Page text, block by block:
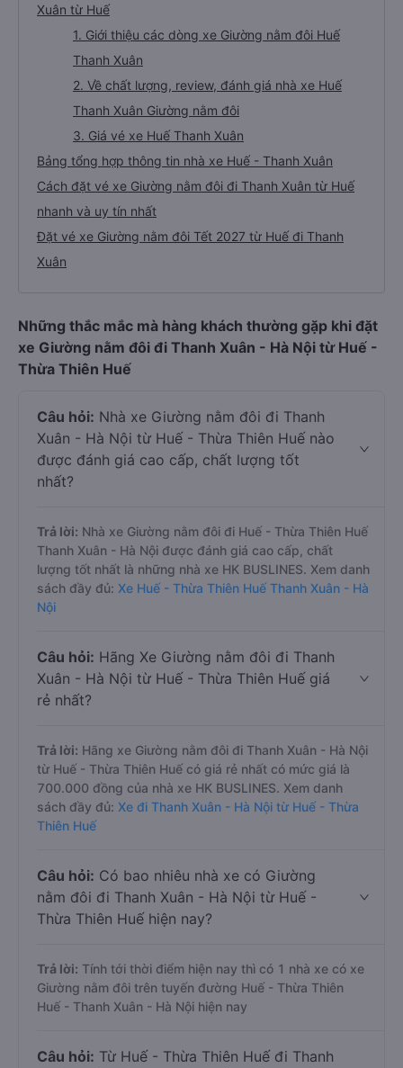
Xuân từ Huế
1. Giới thiệu các dòng xe Giường nằm đôi Huế
Thanh Xuân
2. Về chất lượng, review, đánh giá nhà xe Huế
Thanh Xuân Giường nằm đôi
3. Giá vé xe Huế Thanh Xuân
Bảng tổng hợp thông tin nhà xe Huế - Thanh Xuân
Cách đặt vé xe Giường nằm đôi đi Thanh Xuân từ Huế
nhanh và uy tín nhất
Đặt vé xe Giường nằm đôi Tết 2027 từ Huế đi Thanh
Xuân
Những thắc mắc mà hàng khách thường gặp khi đặt
xe Giường nằm đôi đi Thanh Xuân - Hà Nội từ Huế -
Thừa Thiên Huế
Câu hỏi: Nhà xe Giường nằm đôi đi Thanh
Xuân - Hà Nội từ Huế - Thừa Thiên Huế nào
được đánh giá cao cấp, chất lượng tốt
nhất?
Trả lời: Nhà xe Giường nằm đôi đi Huế - Thừa Thiên Huế
Thanh Xuân - Hà Nội được đánh giá cao cấp, chất
lượng tốt nhất là những nhà xe HK BUSLINES. Xem danh
sách đầy đủ: Xe Huế - Thừa Thiên Huế Thanh Xuân - Hà
Nội
Câu hỏi: Hãng Xe Giường nằm đôi đi Thanh
Xuân - Hà Nội từ Huế - Thừa Thiên Huế giá
rẻ nhất?
Trả lời: Hãng xe Giường nằm đôi đi Thanh Xuân - Hà Nội
từ Huế - Thừa Thiên Huế có giá rẻ nhất có mức giá là
700.000 đồng của nhà xe HK BUSLINES. Xem danh
sách đầy đủ: Xe đi Thanh Xuân - Hà Nội từ Huế - Thừa
Thiên Huế
Câu hỏi: Có bao nhiêu nhà xe có Giường
nằm đôi đi Thanh Xuân - Hà Nội từ Huế -
Thừa Thiên Huế hiện nay?
Trả lời: Tính tới thời điểm hiện nay thì có 1 nhà xe có xe
Giường nằm đôi trên tuyến đường Huế - Thừa Thiên
Huế - Thanh Xuân - Hà Nội hiện nay
Câu hỏi: Từ Huế - Thừa Thiên Huế đi Thanh